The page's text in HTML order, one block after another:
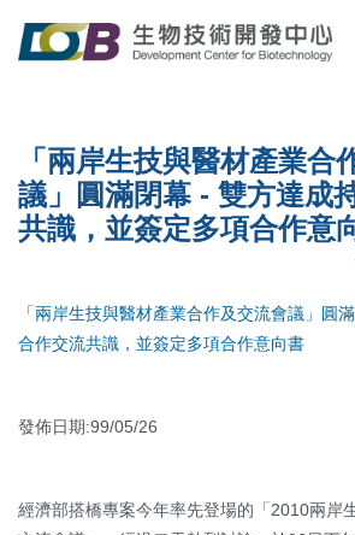
生物技術開發中心 |
「兩岸生技與醫材產業合
議」圓滿閉幕 - 雙方達成
共識，並簽定多項合作意
「兩岸生技與醫材產業合作及交流會議」圓
合作交流共識，並簽定多項合作意向書
發佈日期:99/05/26
經濟部搭橋專案今年率先登場的「2010兩岸